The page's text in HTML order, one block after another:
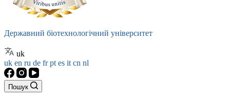
Державний біотехнологічний університет
uk
uk en ru de frpt es it cn nl
Пошук